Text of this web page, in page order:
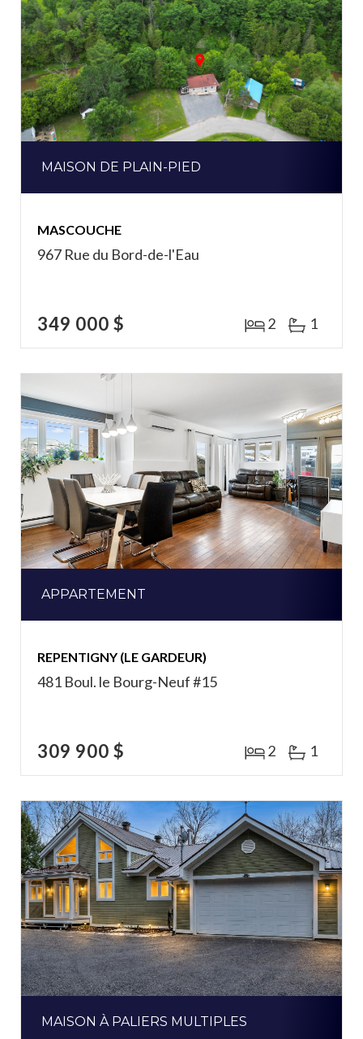
MAISON DE PLAIN-PIED
MASCOUCHE
967 Rue du Bord-de-l'Eau
349 000 $ 2 1
APPARTEMENT
REPENTIGNY (LE GARDEUR)
481 Boul. le Bourg-Neuf #15
309 900 $ 2 1
MAISON À PALIERS MULTIPLES